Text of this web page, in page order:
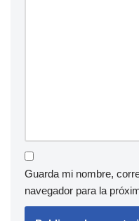
Guarda mi nombre,
navegador para la